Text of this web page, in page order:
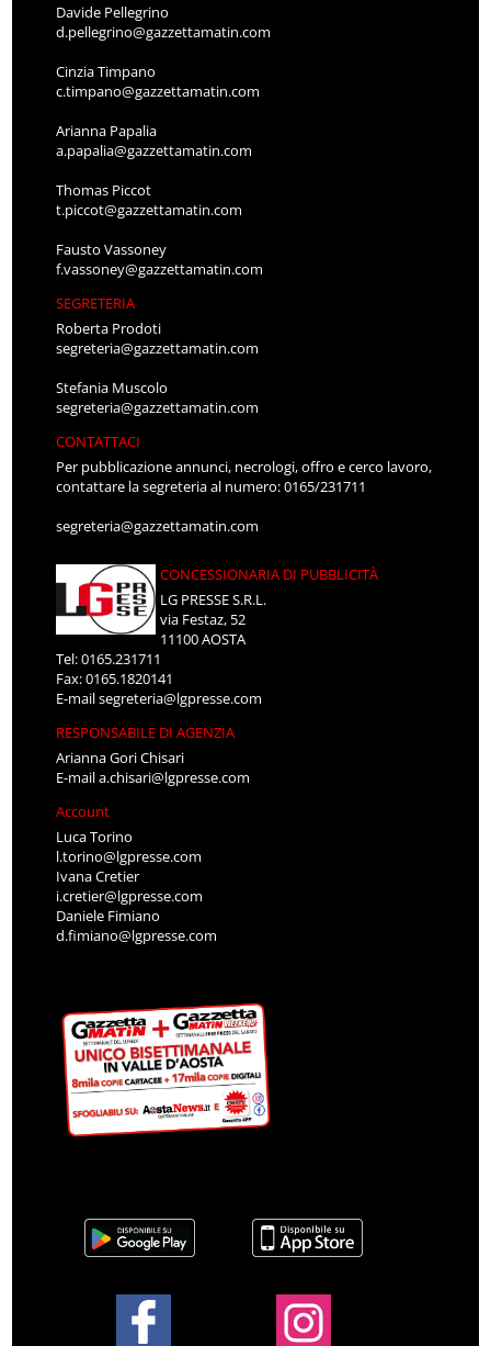
Davide Pellegrino
d.pellegrino@gazzettamatin.com
Cinzia Timpano
c.timpano@gazzettamatin.com
Arianna Papalia
a.papalia@gazzettamatin.com
Thomas Piccot
t.piccot@gazzettamatin.com
Fausto Vassoney
f.vassoney@gazzettamatin.com
SEGRETERIA
Roberta Prodoti
segreteria@gazzettamatin.com
Stefania Muscolo
segreteria@gazzettamatin.com
CONTATTACI
Per pubblicazione annunci, necrologi, offro e cerco lavoro,
contattare la segreteria al numero: 0165/231711
segreteria@gazzettamatin.com
CONCESSIONARIA DI PUBBLICITÀ
LG PRESSE S.R.L.
via Festaz, 52
11100 AOSTA
Tel: 0165.231711
Fax: 0165.1820141
E-mailsegreteria@lgpresse.com
RESPONSABILE DI AGENZIA
Arianna Gori Chisari
E-maila.chisari@lgpresse.com
Account
Luca Torino
l.torino@lgpresse.com
Ivana Cretier
i.cretier@lgpresse.com
Daniele Fimiano
d.fimiano@lgpresse.com